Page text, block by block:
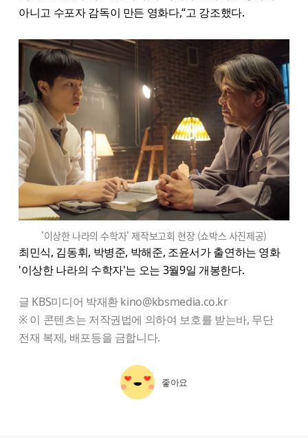
아니고 수포자 감독이 만든 영화다,“고 강조했다.
'이상한 나라의 수학자' 제작보고회 현장 (쇼박스 사진제공)
최민식, 김동휘, 박병준, 박해준, 조윤서가 출연하는 영화
'이상한 나라의 수학자'는 오는 3월9일 개봉한다.
글 KBS미디어 박재환 kino@kbsmedia.co.kr
※ 이 콘텐츠는 저작권법에 의하여 보호를 받는바, 무단
전재 복제, 배포등을 금합니다.
좋아요